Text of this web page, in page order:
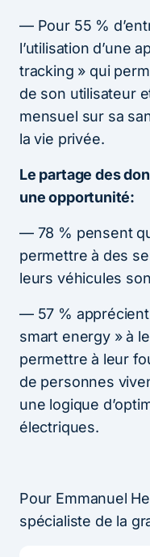
— Pour 55 %
l’utilisation d’une
tracking » qui
de son utilisateur
mensuel sur sa
la vie privée.
Le partage des
une opportunité:
— 78 % pensent
permettre à des
leurs véhicules
— 57 % apprécient
smart energy » à
permettre à leur
de personnes
une logique
électriques.
Pour Emmanuel
spécialiste de la